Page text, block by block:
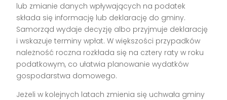
lub zmianie danych wpływających na podatek
składa się informację lub deklarację do gminy.
Samorząd wydaje decyzję albo przyjmuje deklarację
i wskazuje terminy wpłat. W większości przypadków
należność roczna rozkłada się na cztery raty w roku
podatkowym, co ułatwia planowanie wydatków
gospodarstwa domowego.
Jeżeli w kolejnych latach zmienia się uchwała gminy